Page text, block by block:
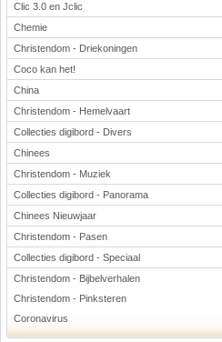
Clic 3.0 en Jclic
Chemie
Christendom - Driekoningen
Coco kan het!
China
Christendom - Hemelvaart
Collecties digibord - Divers
Chinees
Christendom - Muziek
Collecties digibord - Panorama
Chinees Nieuwjaar
Christendom - Pasen
Collecties digibord - Speciaal
Christendom - Bijbelverhalen
Christendom - Pinksteren
Coronavirus